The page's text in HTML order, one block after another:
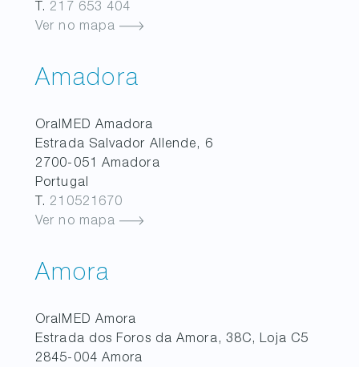
T. 217 653 404
Ver no mapa
Amadora
OralMED Amadora
Estrada Salvador Allende, 6
2700-051 Amadora
Portugal
T. 210521670
Ver no mapa
Amora
OralMED Amora
Estrada dos Foros da Amora, 38C, Loja C5
2845-004 Amora